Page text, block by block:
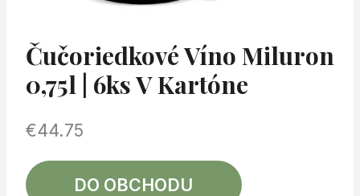
Čučoriedkové Víno Miluron
0,75l | 6ks V Kartóne
€44.75
DO OBCHODU